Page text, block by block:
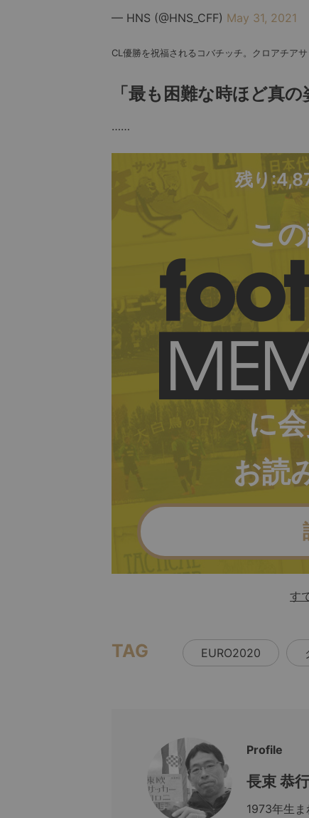
— HNS (@HNS_CFF) May 31, 2021
CL優勝を祝福されるコバチッチ。クロアチア
「最も困難な時ほど真の
……
残り
こ
に
お読
す
TAG EURO2020
Profile
長束 恭行
1973年生